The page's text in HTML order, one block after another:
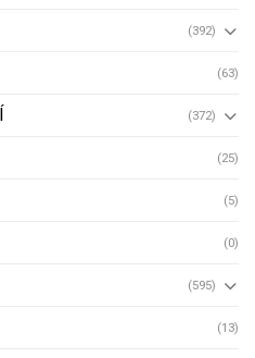
(392)
(63)
(372)
(25)
(5)
(0)
(595)
(13)